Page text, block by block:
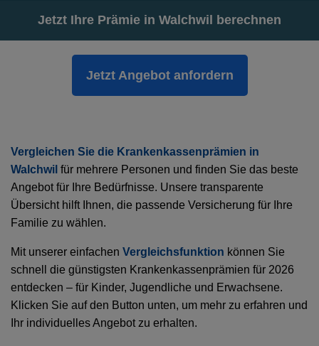
Jetzt Ihre Prämie in Walchwil berechnen
Jetzt Angebot anfordern
Vergleichen Sie die Krankenkassenprämien in
Walchwil für mehrere Personen und finden Sie das beste
Angebot für Ihre Bedürfnisse. Unsere transparente
Übersicht hilft Ihnen, die passende Versicherung für Ihre
Familie zu wählen.
Mit unserer einfachen Vergleichsfunktion können Sie
schnell die günstigsten Krankenkassenprämien für 2026
entdecken – für Kinder, Jugendliche und Erwachsene.
Klicken Sie auf den Button unten, um mehr zu erfahren und
Ihr individuelles Angebot zu erhalten.